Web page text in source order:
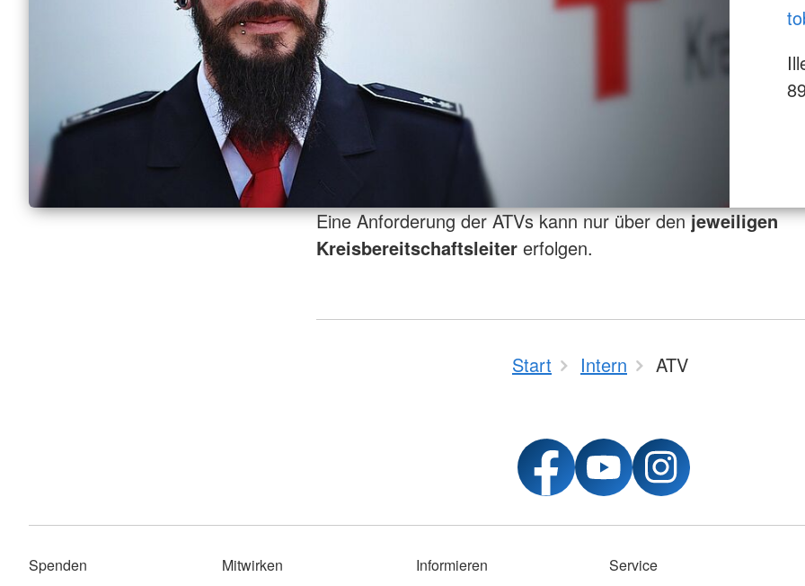
Eine Anforderung der ATVs kann nur über denjeweiligen
Kreisbereitschaftsleiter erfolgen.
Start Intern ATV
Spenden Mitwirken Informieren Service